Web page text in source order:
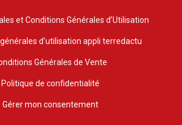
et Conditions Générales d’Utilisation
d’utilisation appli terredactu
Générales de Vente
Politique de confidentialité
Gérer mon consentement